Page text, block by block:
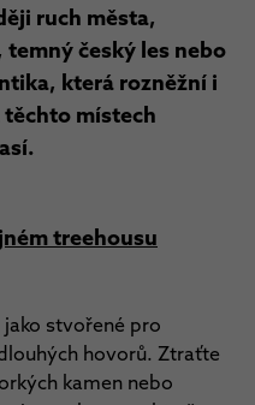
ruch města,
český les nebo
která rozněžní i
místech
treehousu
stvořené pro
hovorů. Ztraťte
kamen nebo